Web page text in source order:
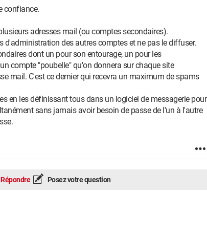
confiance.
adresses mail (ou comptes secondaires).
d'administration des autres comptes et ne pas le diffuser.
dont un pour son entourage, un pour les
compte "poubelle" qu'on donnera sur chaque site
mail. C'est ce dernier qui recevra un maximum de spams
en les définissant tous dans un logiciel de messagerie pour
sans jamais avoir besoin de passe de l'un à l'autre
Répondre Posez votre question